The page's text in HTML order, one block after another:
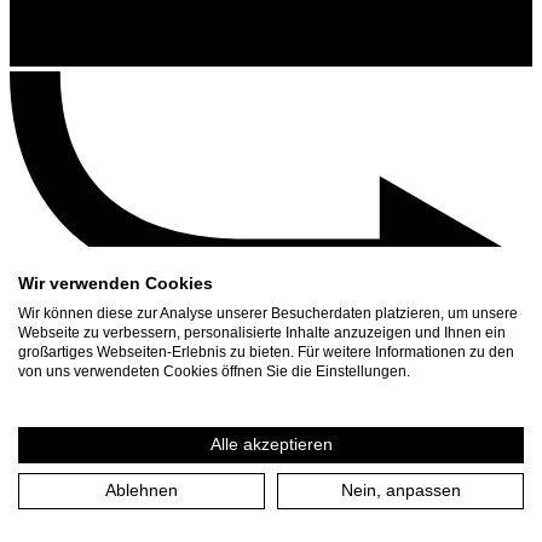
Contact
Press Download
Wir verwenden Cookies
Wir können diese zur Analyse unserer Besucherdaten platzieren, um unsere
Webseite zu verbessern, personalisierte Inhalte anzuzeigen und Ihnen ein
großartiges Webseiten-Erlebnis zu bieten. Für weitere Informationen zu den
von uns verwendeten Cookies öffnen Sie die Einstellungen.
Alle akzeptieren
Ablehnen Nein, anpassen